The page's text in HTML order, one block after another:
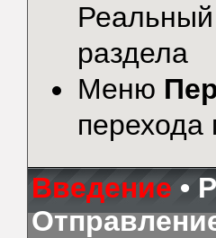
раздела
Меню
перехода
Введение •